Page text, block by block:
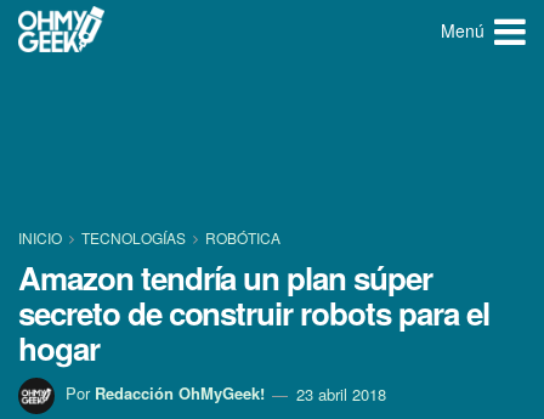
Menú
INICIO TECNOLOGÍ­AS ROBÓTICA
Amazon tendrí­a un plan súper
secreto de construir robots para el
hogar
Por Redacción OhMyGeek! 23 abril 2018